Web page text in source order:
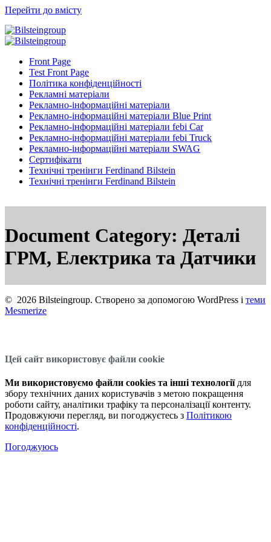
Перейти до вмісту
Front Page
Test Front Page
Політика конфіденційності
Рекламні матеріали
Рекламно-інформаційні матеріали
Рекламно-інформаційні матеріали Blue Print
Рекламно-інформаційні матеріали febi Car
Рекламно-інформаційні матеріали febi Truck
Рекламно-інформаційні матеріали SWAG
Сертифікати
Технічні тренінги Ferdinand Bilstein
Технічні тренінги Ferdinand Bilstein
Document Category: Деталі
ГРМ, Електрика та Датчики
© 2026 Bilsteingroup. Створено за допомогою WordPress і теми
Mesmerize
Цей сайт використовує файли cookie
Ми використовуємо файли cookies та інші технологіїдля
збору технічних даних користувачів з метою покращення
роботи сайту, аналітики трафіку та персоналізації контенту.
Продовжуючи перегляд, ви погоджуєтесь з Політикою
конфіденційності.
Погоджуюсь